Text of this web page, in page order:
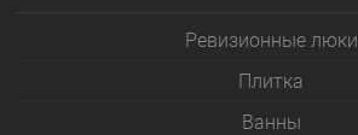
Ревизионные люки
Плитка
Bанны